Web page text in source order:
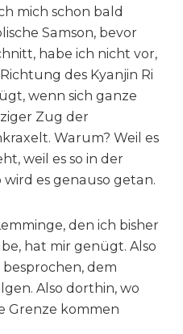
mich schon bald
Samson, bevor
habe ich nicht vor,
des Kyanjin Ri
wenn sich ganze
Zug der
Warum? Weil es
weil es so in der
es genauso getan.
den ich bisher
hat mir genügt. Also
dem
Also dorthin, wo
Grenze kommen